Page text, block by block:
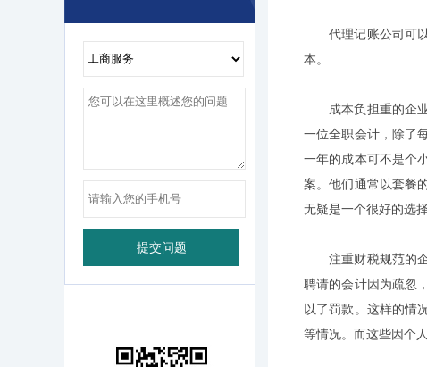
代理记账公司可
本。
成本负担重的企
一位全职会计，除了
一年的成本可不是个
案。他们通常以套餐
无疑是一个很好的选择
注重财税规范的
聘请的会计因为疏忽
以了罚款。这样的情
等情况。而这些因个